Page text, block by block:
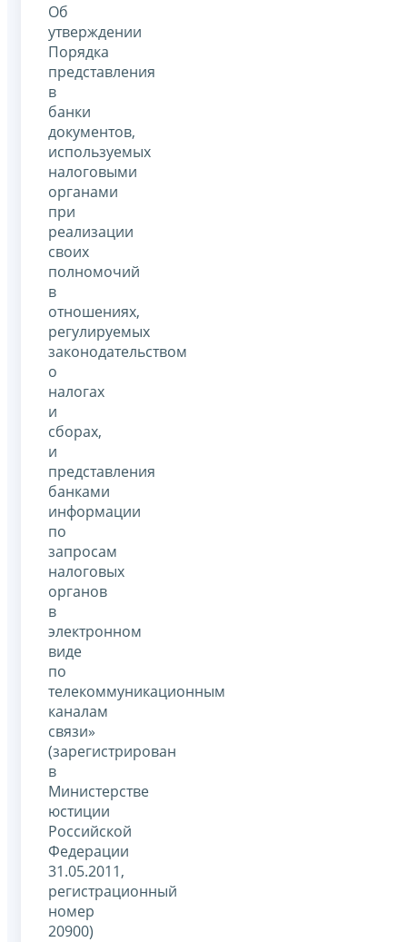
Об
утверждении
Порядка
представления
в
банки
документов,
используемых
налоговыми
органами
при
реализации
своих
полномочий
в
отношениях,
регулируемых
законодательством
о
налогах
и
сборах,
и
представления
банками
информации
по
запросам
налоговых
органов
в
электронном
виде
по
телекоммуникационным
каналам
связи»
(зарегистрирован
в
Министерстве
юстиции
Российской
Федерации
31.05.2011,
регистрационный
номер
20900)